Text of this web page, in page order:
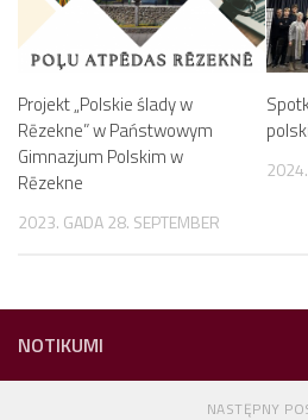
Projekt „Polskie ślady w
Rēzekne” w Państwowym
Gimnazjum Polskim w
Rēzekne
2023. GADA 28. SEPTEMBER
NOTIKUMI
NASTĘPNY